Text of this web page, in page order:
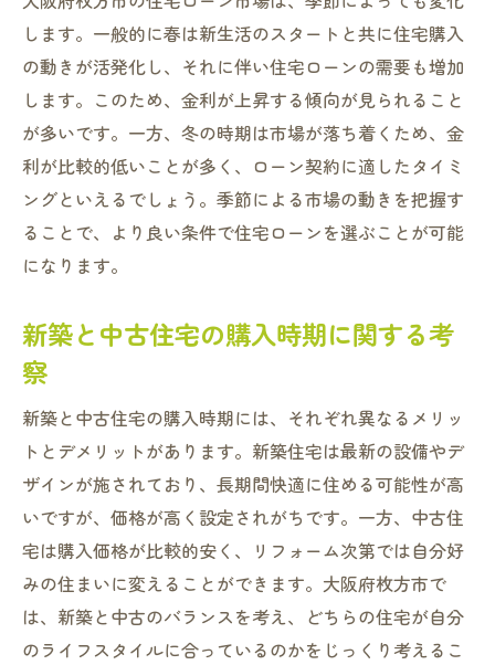
します。一般的に春は新生活のスタートと共に住宅購入
の動きが活発化し、それに伴い住宅ローンの需要も増加
します。このため、金利が上昇する傾向が見られること
が多いです。一方、冬の時期は市場が落ち着くため、金
利が比較的低いことが多く、ローン契約に適したタイミ
ングといえるでしょう。季節による市場の動きを把握す
ることで、より良い条件で住宅ローンを選ぶことが可能
になります。
新築と中古住宅の購入時期に関する考
察
新築と中古住宅の購入時期には、それぞれ異なるメリッ
トとデメリットがあります。新築住宅は最新の設備やデ
ザインが施されており、長期間快適に住める可能性が高
いですが、価格が高く設定されがちです。一方、中古住
宅は購入価格が比較的安く、リフォーム次第では自分好
みの住まいに変えることができます。大阪府枚方市で
は、新築と中古のバランスを考え、どちらの住宅が自分
のライフスタイルに合っているのかをじっくり考えるこ